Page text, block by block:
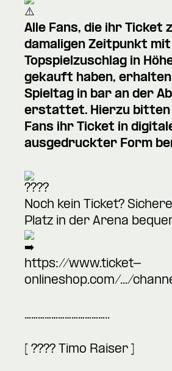
Alle Fans, die ihr Ticket
damaligen Zeitpunkt mit
Topspielzuschlag in
gekauft haben,
Spieltag in bar an der
erstattet. Hierzu bitten
Fans ihr Ticket in
ausgedruckter Form
Noch kein Ticket?
Platz in der Arena
https://www.ticket-
onlineshop.com/.../
………………………………..
[ ???? Timo Raiser ]